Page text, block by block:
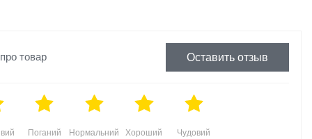
товар Оставить отзыв
Чудовий
Хороший
Нормальний
Поганий